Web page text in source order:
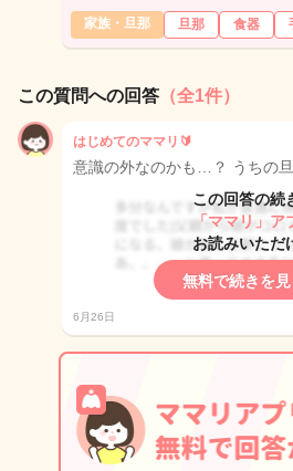
家族・旦那 旦那 食器
この質問への回答 （全1件）
はじめてのママリ🔰
意識の外なのかも…？ うちの
この回答の続
「ママリ」ア
お読みいただ
無料で続きを
6月26日